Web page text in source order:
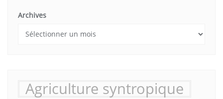
Archives
Agriculture syntropique